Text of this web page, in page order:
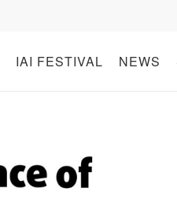
IAI FESTIVAL NEWS